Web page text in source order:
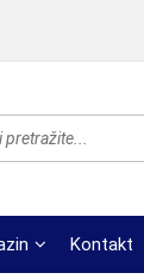
Kontakt